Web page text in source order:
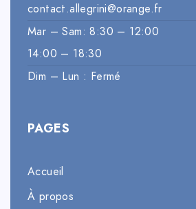
contact.allegrini@orange.fr
Mar – Sam: 8:30 – 12:00
14:00 – 18:30
Dim – Lun : Fermé
PAGES
Accueil
À propos